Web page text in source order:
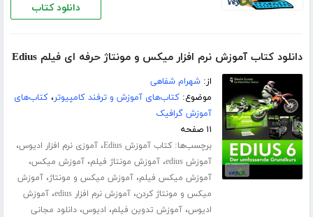
دانلود کتاب
دانلود کتاب آموزش نرم افزار میکس و مونتاژ حرفه ای فیلم Edius
از:شهرام شفاهی
موضوع:کتاب‌های آموزش و ترفند کامپیوتر،کتاب‌های
آموزش گرافیک
۱۱ صفحه
برچسب‌ها:کتاب آموزش Edius ،آموزی نرم افزار ادیوس،
آموزش edius ،آموزش مونتاژ فیلم،آموزش میکس،
آموزش میکس فیلم،آموزش میکس و مونتاژ،آموزش
میکس و مونتاژ کردن،آموزش نرم افزار edius ،آموزش
ادیوس،آموزش تدوین فیلم، ادیوس،دانلود مجانی